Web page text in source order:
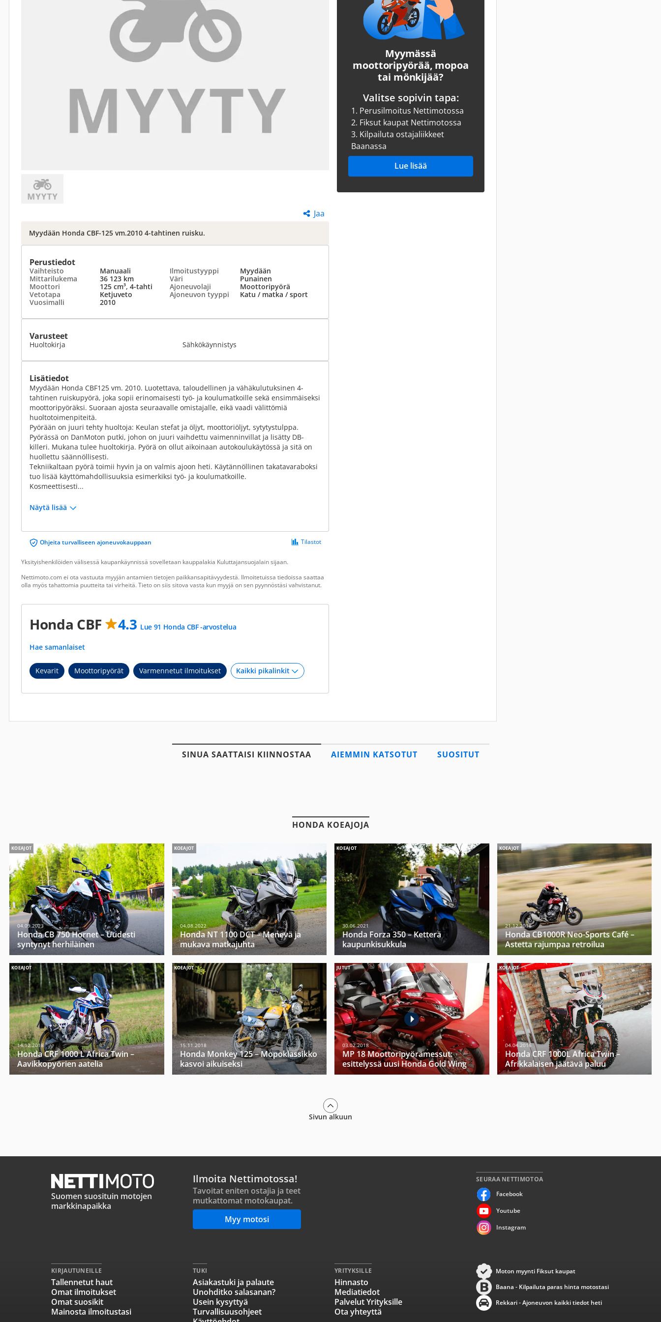
Jaa
Myydään Honda CBF-125 vm.2010 4-tahtinen ruisku.
Perustiedot
Vaihteisto Manuaali Ilmoitustyyppi
Myydään
Mittarilukema
36 123 km Väri
Punainen
Moottori
125 cm³, 4-tahti Ajoneuvolaji
Moottoripyörä
Vetotapa
Ketjuveto Ajoneuvon tyyppi
Katu / matka / sport
Vuosimalli
2010
Varusteet
Huoltokirja Sähkökäynnistys
Lisätiedot
Myydään Honda CBF125 vm. 2010. Luotettava, taloudellinen ja vähäkulutuksinen 4-
tahtinen ruiskupyörä, joka sopii erinomaisesti työ- ja koulumatkoille sekä ensimmäiseksi
moottoripyöräksi. Suoraan ajosta seuraavalle omistajalle, eikä vaadi välittömiä
huoltotoimenpiteitä.
Pyörään on juuri tehty huoltoja: Keulan stefat ja öljyt, moottoriöljyt, sytytystulppa.
Pyörässä on DanMoton putki, johon on juuri vaihdettu vaimenninvillat ja lisätty DB-
killeri. Mukana tulee huoltokirja. Pyörä on ollut aikoinaan autokoulukäytössä ja sitä on
huollettu säännöllisesti.
Tekniikaltaan pyörä toimii hyvin ja on valmis ajoon heti. Käytännöllinen takatavaraboksi
tuo lisää käyttömahdollisuuksia esimerkiksi työ- ja koulumatkoille.
Kosmeettisesti...
Näytä lisää
Ohjeita turvalliseen ajoneuvokauppaan Tilastot
Yksityishenkilöiden välisessä kaupankäynnissä sovelletaan kauppalakia Kuluttajansuojalain sijaan.
Nettimoto.com ei ota vastuuta myyjän antamien tietojen paikkansapitävyydestä. Ilmoitetuissa tiedoissa saattaa
olla myös tahattomia puutteita tai virheitä. Tieto on siis sitova vasta kun myyjä on sen pyynnöstäsi vahvistanut.
Honda CBF 4.3 Lue 91 Honda CBF -arvostelua
Hae samanlaiset
Kevarit Moottoripyörät Varmennetut ilmoitukset
Myymässä
moottoripyörää, mopoa
tai mönkijää?
Valitse sopivin tapa:
1. Perusilmoitus Nettimotossa
2. Fiksut kaupat Nettimotossa
3. Kilpailuta ostajaliikkeet
Baanassa
Lue lisää
SINUA SAATTAISI KIINNOSTAA AIEMMIN KATSOTUT SUOSITUT
HONDA KOEAJOJA
KOEAJOT
04.09.2023
Honda CB 750 Hornet – Uudesti
syntynyt herhiläinen
KOEAJOT
04.08.2022
Honda NT 1100 DCT – Menevä ja
mukava matkajuhta
KOEAJOT
30.06.2021
Honda Forza 350 – Ketterä
kaupunkisukkula
KOEAJOT
21.12.2018
Honda CB1000R Neo-Sports Café –
Astetta rajumpaa retroilua
KOEAJOT
14.12.2018
Honda CRF 1000 L Africa Twin –
Aavikkopyörien aatelia
KOEAJOT
15.11.2018
Honda Monkey 125 – Mopoklassikko
kasvoi aikuiseksi
JUTUT
03.02.2018
MP 18 Moottoripyörämessut:
esittelyssä uusi Honda Gold Wing
KOEAJOT
04.04.2016
Honda CRF 1000L Africa Twin –
Afrikkalaisen jäätävä paluu
Sivun alkuun
Suomen suosituin motojen
markkinapaikka
Ilmoita Nettimotossa!
Tavoitat eniten ostajia ja teet
mutkattomat motokaupat.
Myy motosi
SEURAA NETTIMOTOA
Facebook
Youtube
Instagram
KIRJAUTUNEILLE
Tallennetut haut
Omat ilmoitukset
Omat suosikit
Mainosta ilmoitustasi
TUKI
Asiakastuki ja palaute
Unohditko salasanan?
Usein kysyttyä
Turvallisuusohjeet
YRITYKSILLE
Hinnasto
Mediatiedot
Palvelut Yrityksille
Ota yhteyttä
Moton myynti Fiksut kaupat
Baana - Kilpailuta paras hinta motostasi
Rekkari - Ajoneuvon kaikki tiedot heti